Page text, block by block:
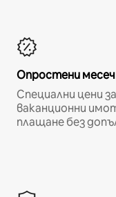
Опростени
Специални цени
ваканционни
плащане без